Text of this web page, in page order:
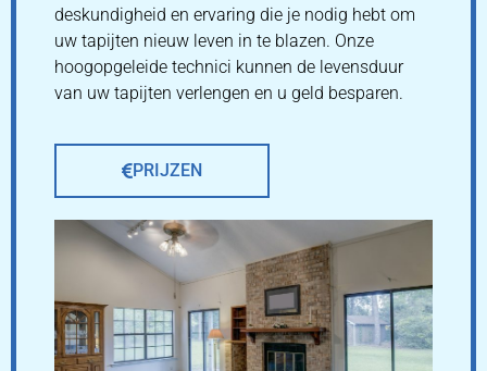
deskundigheid en ervaring die je nodig hebt om
uw tapijten nieuw leven in te blazen. Onze
hoogopgeleide technici kunnen de levensduur
van uw tapijten verlengen en u geld besparen.
PRIJZEN